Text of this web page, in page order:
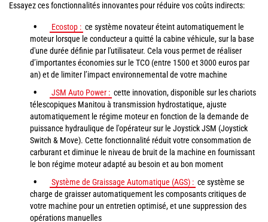
Essayez ces fonctionnalités innovantes pour réduire vos coûts indirects:
Ecostop : ce système novateur éteint automatiquement le
moteur lorsque le conducteur a quitté la cabine véhicule, sur la base
d'une durée définie par l'utilisateur. Cela vous permet de réaliser
d’importantes économies sur le TCO (entre 1500 et 3000 euros par
an) et de limiter l’impact environnemental de votre machine
JSM Auto Power : cette innovation, disponible sur les chariots
télescopiques Manitou à transmission hydrostatique, ajuste
automatiquement le régime moteur en fonction de la demande de
puissance hydraulique de l'opérateur sur le Joystick JSM (Joystick
Switch & Move). Cette fonctionnalité réduit votre consommation de
carburant et diminue le niveau de bruit de la machine en fournissant
le bon régime moteur adapté au besoin et au bon moment
Système de Graissage Automatique (AGS) : ce système se
charge de graisser automatiquement les composants critiques de
votre machine pour un entretien optimisé, et une suppression des
opérations manuelles